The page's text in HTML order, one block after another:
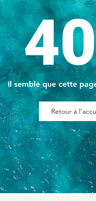
Il semble que cette
Retour à